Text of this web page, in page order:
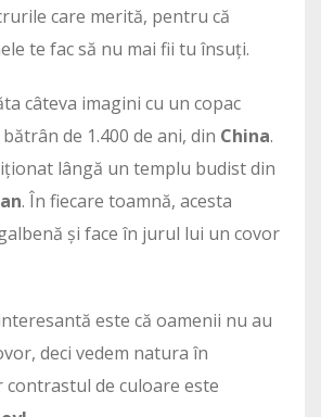
care merită, pentru că
te fac să nu mai fii tu însuți.
câteva imagini cu un copac
bătrân de 1.400 de ani, din China.
lângă un templu budist din
. În fiecare toamnă, acesta
și face în jurul lui un covor
este că oamenii nu au
deci vedem natura în
contrastul de culoare este